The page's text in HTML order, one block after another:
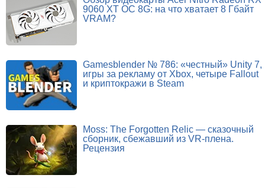
9060 XT OC 8G: на что хватает 8 Гбайт
VRAM?
Gamesblender № 786: «честный» Unity 7,
игры за рекламу от Xbox, четыре Fallout
и криптокражи в Steam
Moss: The Forgotten Relic — сказочный
сборник, сбежавший из VR-плена.
Рецензия